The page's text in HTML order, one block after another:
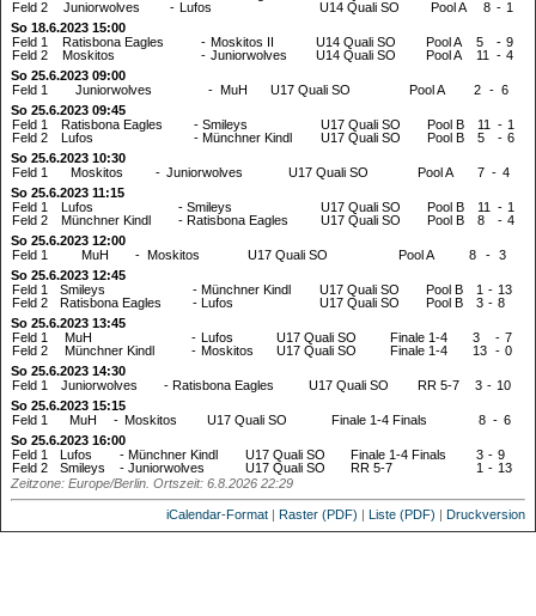
Feld 2
Juniorwolves - Lufos U14 Quali SO Pool A 8 - 1
So 18.6.2023 15:00
Feld 1
Ratisbona Eagles - Moskitos II U14 Quali SO Pool A 5 - 9
Feld 2
Moskitos - Juniorwolves U14 Quali SO Pool A 11 - 4
So 25.6.2023 09:00
Feld 1
Juniorwolves - MuH U17 Quali SO Pool A 2 - 6
So 25.6.2023 09:45
Feld 1
Ratisbona Eagles - Smileys U17 Quali SO Pool B 11 - 1
Feld 2
Lufos - Münchner Kindl U17 Quali SO Pool B 5 - 6
So 25.6.2023 10:30
Feld 1
Moskitos - Juniorwolves U17 Quali SO Pool A 7 - 4
So 25.6.2023 11:15
Feld 1
Lufos - Smileys U17 Quali SO Pool B 11 - 1
Feld 2
Münchner Kindl - Ratisbona Eagles U17 Quali SO Pool B 8 - 4
So 25.6.2023 12:00
Feld 1
MuH - Moskitos U17 Quali SO Pool A 8 - 3
So 25.6.2023 12:45
Feld 1
Smileys - Münchner Kindl U17 Quali SO Pool B 1 - 13
Feld 2
Ratisbona Eagles - Lufos U17 Quali SO Pool B 3 - 8
So 25.6.2023 13:45
Feld 1
MuH - Lufos U17 Quali SO Finale 1-4 3 - 7
Feld 2
Münchner Kindl - Moskitos U17 Quali SO Finale 1-4 13 - 0
So 25.6.2023 14:30
Feld 1
Juniorwolves - Ratisbona Eagles U17 Quali SO RR 5-7 3 - 10
So 25.6.2023 15:15
Feld 1
MuH - Moskitos U17 Quali SO Finale 1-4 Finals 8 - 6
So 25.6.2023 16:00
Feld 1
Lufos - Münchner Kindl U17 Quali SO Finale 1-4 Finals 3 - 9
Feld 2
Smileys - Juniorwolves U17 Quali SO RR 5-7 1 - 13
Zeitzone: Europe/Berlin. Ortszeit: 6.8.2026 22:29
iCalendar-Format | Raster (PDF) | Liste (PDF) | Druckversion